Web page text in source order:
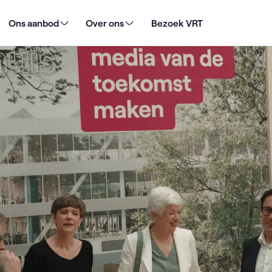
Ons aanbod Over ons Bezoek VRT
2026 - 2030 verwachten?